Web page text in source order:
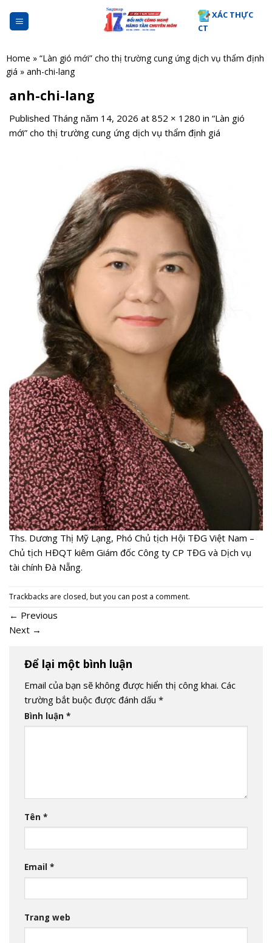
XÁC THỰC
CT
Home » “Làn gió mới” cho thị trường cung ứng dịch vụ thẩm định
giá » anh-chi-lang
anh-chi-lang
Published Tháng năm 14, 2026 at 852 × 1280 in “Làn gió
mới” cho thị trường cung ứng dịch vụ thẩm định giá
Ths. Dương Thị Mỹ Lạng, Phó Chủ tịch Hội TĐG Việt Nam –
Chủ tịch HĐQT kiêm Giám đốc Công ty CP TĐG và Dịch vụ
tài chính Đà Nẵng.
Trackbacks are closed, but you can post a comment.
← Previous
Next →
Để lại một bình luận
Email của bạn sẽ không được hiển thị công khai. Các
trường bắt buộc được đánh dấu *
Bình luận *
Tên *
Email *
Trang web